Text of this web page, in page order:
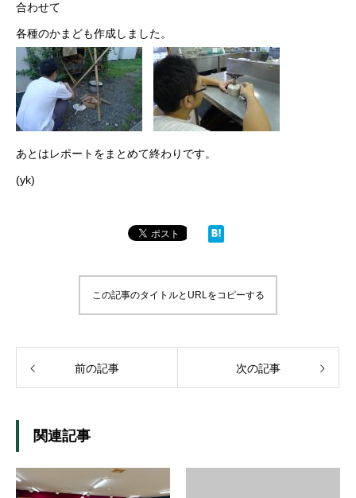
合わせて
各種のかまども作成しました。
あとはレポートをまとめて終わりです。
(yk)
この記事のタイトルとURLをコピーする
前の記事 次の記事
関連記事